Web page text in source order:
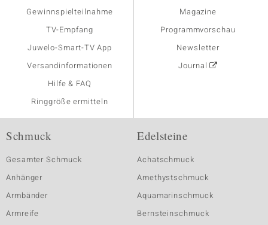
Gewinnspielteilnahme
TV-Empfang
Juwelo-Smart-TV App
Versandinformationen
Hilfe & FAQ
Ringgröße ermitteln
Magazine
Programmvorschau
Newsletter
Journal
Schmuck
Gesamter Schmuck
Anhänger
Armbänder
Armreife
Edelsteine
Achatschmuck
Amethystschmuck
Aquamarinschmuck
Bernsteinschmuck